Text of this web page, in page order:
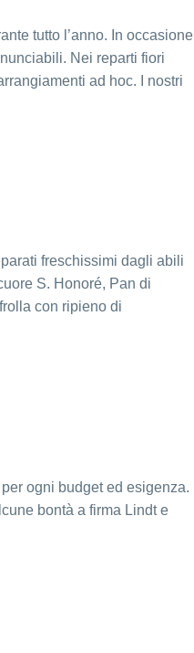
tutto l’anno. In occasione
Nei reparti fiori
ad hoc. I nostri
freschissimi dagli abili
S. Honoré, Pan di
con ripieno di
ogni budget ed esigenza.
bontà a firma Lindt e